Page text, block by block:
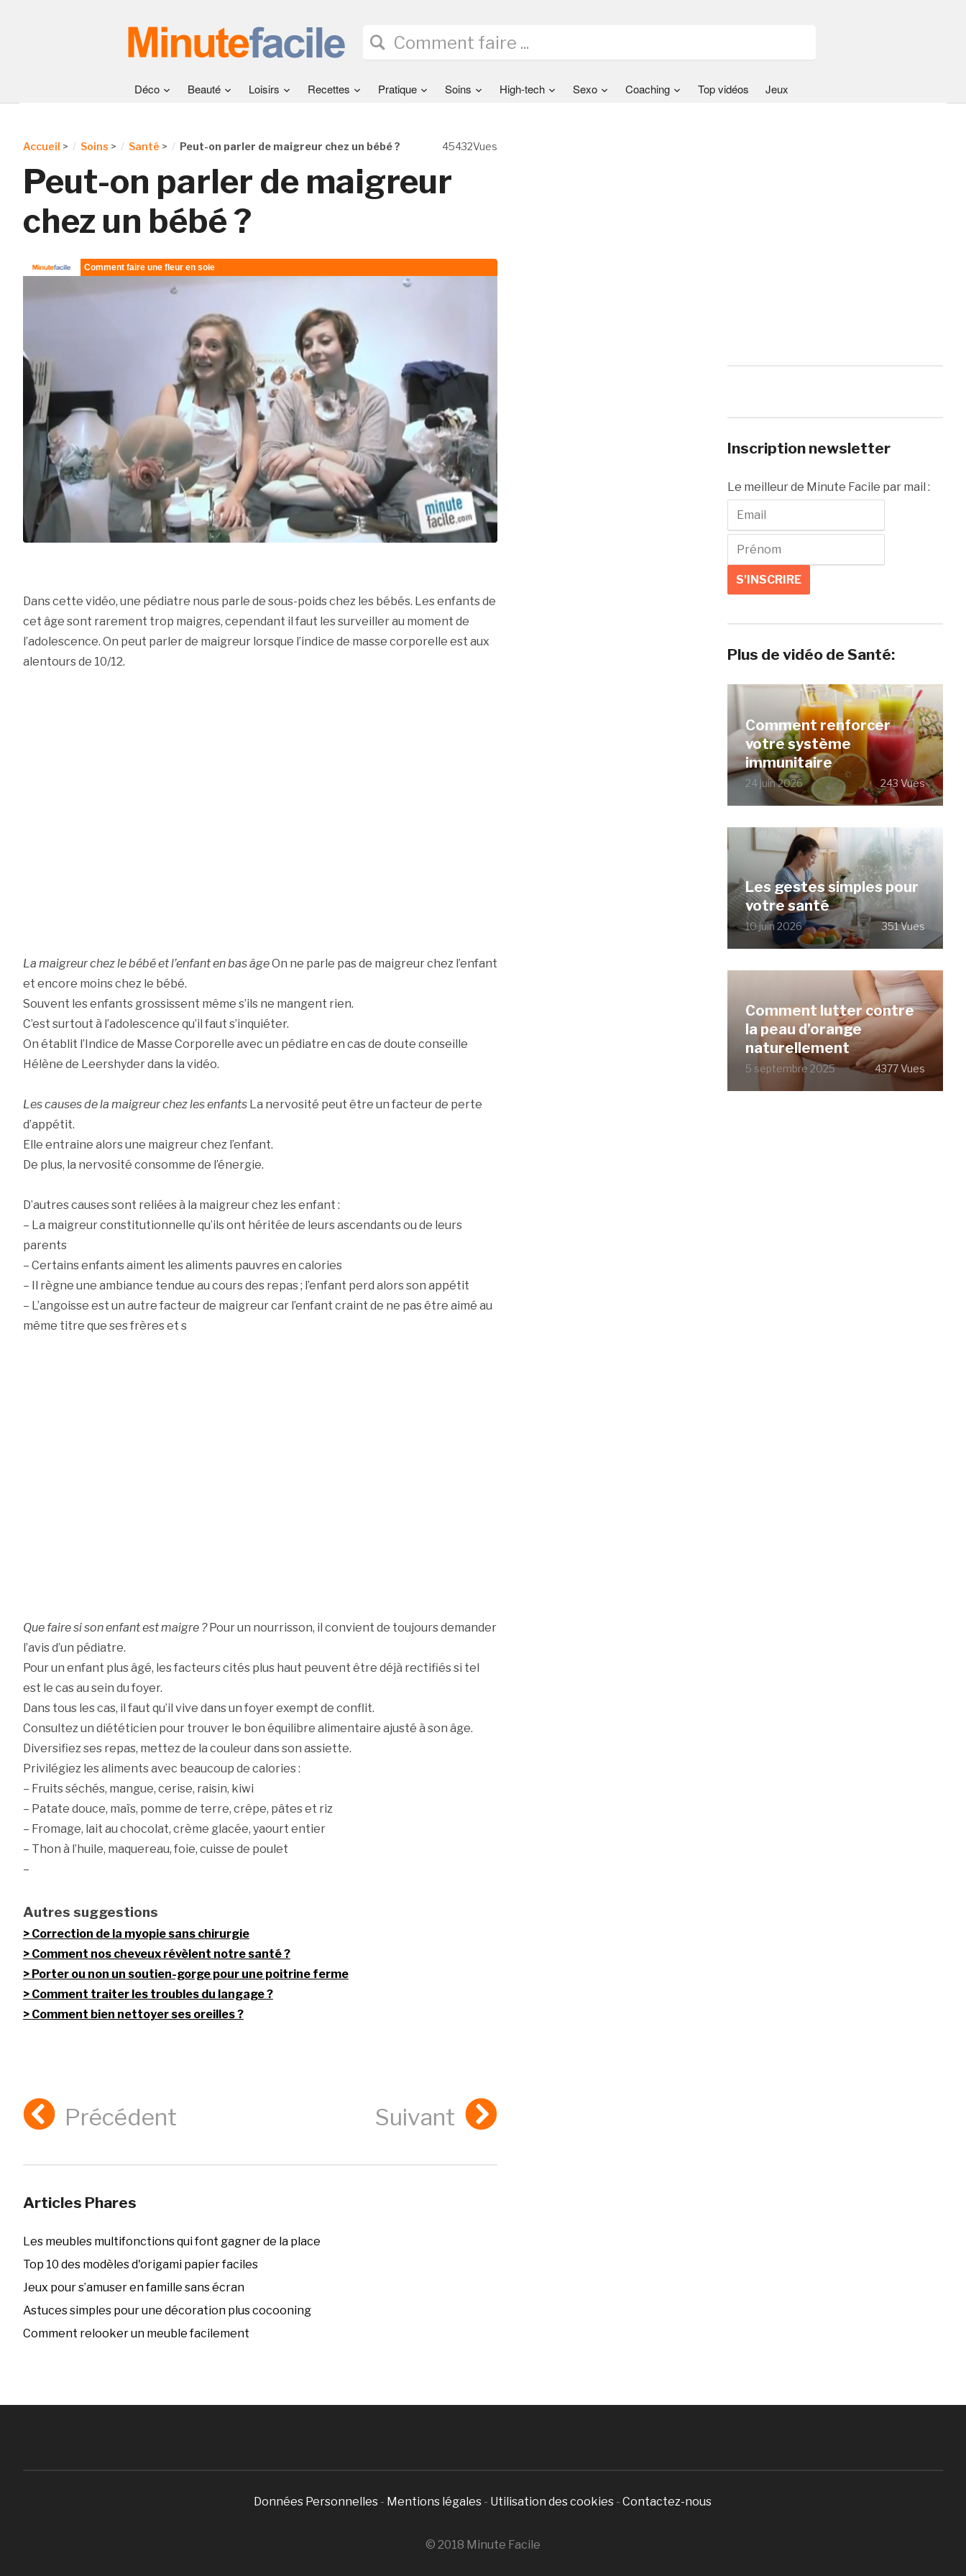
Déco Beauté Loisirs Recettes Pratique Soins High-tech Sexo Coaching Top vidéos Jeux
45432Vues
Accueil > Soins > Santé > Peut-on parler de maigreur chez un bébé ?
Peut-on parler de maigreur
chez un bébé ?
Dans cette vidéo, une pédiatre nous parle de sous-poids chez les bébés. Les enfants de
cet âge sont rarement trop maigres, cependant il faut les surveiller au moment de
l’adolescence. On peut parler de maigreur lorsque l’indice de masse corporelle est aux
alentours de 10/12.
La maigreur chez le bébé et l’enfant en bas âgeOn ne parle pas de maigreur chez l’enfant
et encore moins chez le bébé.
Souvent les enfants grossissent même s’ils ne mangent rien.
C’est surtout à l’adolescence qu’il faut s’inquiéter.
On établit l’Indice de Masse Corporelle avec un pédiatre en cas de doute conseille
Hélène de Leershyder dans la vidéo.
Les causes de la maigreur chez les enfantsLa nervosité peut être un facteur de perte
d’appétit.
Elle entraine alors une maigreur chez l’enfant.
De plus, la nervosité consomme de l’énergie.
D’autres causes sont reliées à la maigreur chez les enfant :
– La maigreur constitutionnelle qu’ils ont héritée de leurs ascendants ou de leurs
parents
– Certains enfants aiment les aliments pauvres en calories
– Il règne une ambiance tendue au cours des repas ; l’enfant perd alors son appétit
– L’angoisse est un autre facteur de maigreur car l’enfant craint de ne pas être aimé au
même titre que ses frères et s
Que faire si son enfant est maigre ?Pour un nourrisson, il convient de toujours demander
l’avis d’un pédiatre.
Pour un enfant plus âgé, les facteurs cités plus haut peuvent être déjà rectifiés si tel
est le cas au sein du foyer.
Dans tous les cas, il faut qu’il vive dans un foyer exempt de conflit.
Consultez un diététicien pour trouver le bon équilibre alimentaire ajusté à son âge.
Diversifiez ses repas, mettez de la couleur dans son assiette.
Privilégiez les aliments avec beaucoup de calories :
– Fruits séchés, mangue, cerise, raisin, kiwi
– Patate douce, maïs, pomme de terre, crêpe, pâtes et riz
– Fromage, lait au chocolat, crème glacée, yaourt entier
– Thon à l’huile, maquereau, foie, cuisse de poulet
–
Autres suggestions
Correction de la myopie sans chirurgie
Comment nos cheveux révèlent notre santé ?
Porter ou non un soutien-gorge pour une poitrine ferme
Comment traiter les troubles du langage ?
Comment bien nettoyer ses oreilles ?
Précédent Suivant
Articles Phares
Les meubles multifonctions qui font gagner de la place
Top 10 des modèles d'origami papier faciles
Jeux pour s’amuser en famille sans écran
Astuces simples pour une décoration plus cocooning
Comment relooker un meuble facilement
Inscription newsletter
Le meilleur de Minute Facile par mail :
Plus de vidéo de Santé:
Comment renforcer
votre système
immunitaire
24 juin 2026 243 Vues
Les gestes simples pour
votre santé
10 juin 2026 351 Vues
Comment lutter contre
la peau d’orange
naturellement
5 septembre 2025 4377 Vues
Données Personnelles - Mentions légales - Utilisation des cookies -Contactez-nous
© 2018 Minute Facile